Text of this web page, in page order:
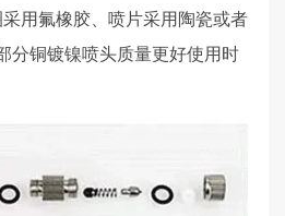
用氟橡胶、喷片采用陶瓷或者
分铜镀镍喷头质量更好使用时